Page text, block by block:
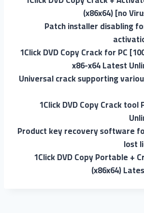
(x86x64) [no
Patch installer disabling
1Click DVD Copy Crack for PC
x86-x64 Latest
Universal crack supporting
1Click DVD Copy Crack tool
Product key recovery software
lost
1Click DVD Copy Portable +
(x86x64)